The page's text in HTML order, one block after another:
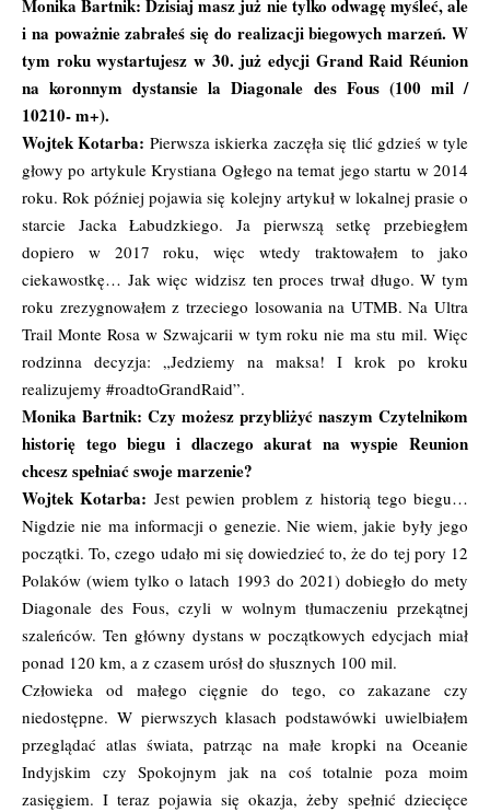
Monika Bartnik: Dzisiaj masz już nie tylko odwagę myśleć, ale
i na poważnie zabrałeś się do realizacji biegowych marzeń. W
tym roku wystartujesz w 30. już edycji Grand Raid Réunion
na koronnym dystansie la Diagonale des Fous (100 mil /
10210- m+).
Wojtek Kotarba: Pierwsza iskierka zaczęła się tlić gdzieś w tyle
głowy po artykule Krystiana Ogłego na temat jego startu w 2014
roku. Rok później pojawia się kolejny artykuł w lokalnej prasie o
starcie Jacka Łabudzkiego. Ja pierwszą setkę przebiegłem
dopiero w 2017 roku, więc wtedy traktowałem to jako
ciekawostkę… Jak więc widzisz ten proces trwał długo. W tym
roku zrezygnowałem z trzeciego losowania na UTMB. Na Ultra
Trail Monte Rosa w Szwajcarii w tym roku nie ma stu mil. Więc
rodzinna decyzja: „Jedziemy na maksa! I krok po kroku
realizujemy #roadtoGrandRaid”.
Monika Bartnik: Czy możesz przybliżyć naszym Czytelnikom
historię tego biegu i dlaczego akurat na wyspie Reunion
chcesz spełniać swoje marzenie?
Wojtek Kotarba: Jest pewien problem z historią tego biegu…
Nigdzie nie ma informacji o genezie. Nie wiem, jakie były jego
początki. To, czego udało mi się dowiedzieć to, że do tej pory 12
Polaków (wiem tylko o latach 1993 do 2021) dobiegło do mety
Diagonale des Fous, czyli w wolnym tłumaczeniu przekątnej
szaleńców. Ten główny dystans w początkowych edycjach miał
ponad 120 km, a z czasem urósł do słusznych 100 mil.
Człowieka od małego cięgnie do tego, co zakazane czy
niedostępne. W pierwszych klasach podstawówki uwielbiałem
przeglądać atlas świata, patrząc na małe kropki na Oceanie
Indyjskim czy Spokojnym jak na coś totalnie poza moim
zasięgiem. I teraz pojawia się okazja, żeby spełnić dziecięce